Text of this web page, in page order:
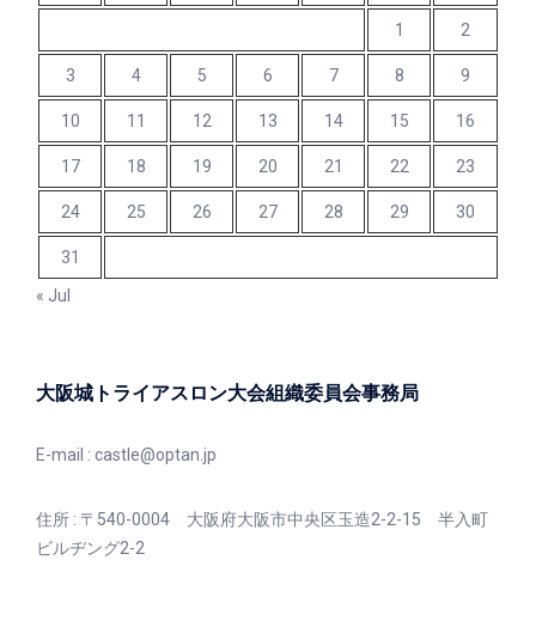
1 2
3 4 5 6 7 8 9
10 11 12 13 14 15 16
17 18 19 20 21 22 23
24 25 26 27 28 29 30
31
« Jul
大阪城トライアスロン大会組織委員会事務局
E-mail : castle@optan.jp
住所 : 〒540-0004 大阪府大阪市中央区玉造2-2-15 半入町
ビルヂング2-2